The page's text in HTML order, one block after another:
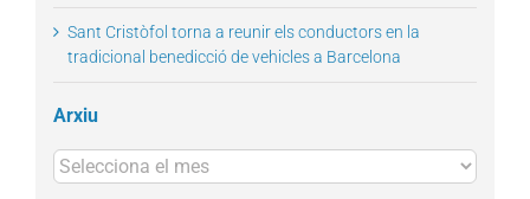
Sant Cristòfol torna a reunir els conductors en la
tradicional benedicció de vehicles a Barcelona
Arxiu
Arxius